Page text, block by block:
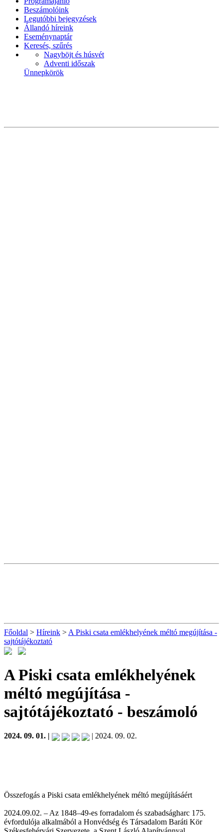
Beszámolóink
Legutóbbi bejegyzések
Állandó híreink
Eseménynaptár
Keresés, szűrés
Nagyböjt és húsvét
Adventi időszak
Ünnepkörök
Főoldal > Híreink > A Piski csata emlékhelyének méltó megújítása -
sajtótájékoztató
A Piski csata emlékhelyének
méltó megújítása -
sajtótájékoztató - beszámoló
2024. 09. 01. | | 2024. 09. 02.
Összefogás a Piski csata emlékhelyének méltó megújításáért
2024.09.02. – Az 1848–49-es forradalom és szabadságharc 175.
évfordulója alkalmából a Honvédség és Társadalom Baráti Kör